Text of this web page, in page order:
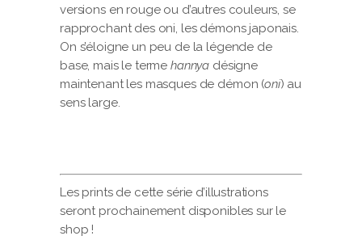
versions en rouge ou d’autres couleurs, se
rapprochant des oni, les démons japonais.
On s’éloigne un peu de la légende de
base, mais le terme hannya désigne
maintenant les masques de démon (oni) au
sens large.
Les prints de cette série d’illustrations
seront prochainement disponibles sur le
shop !